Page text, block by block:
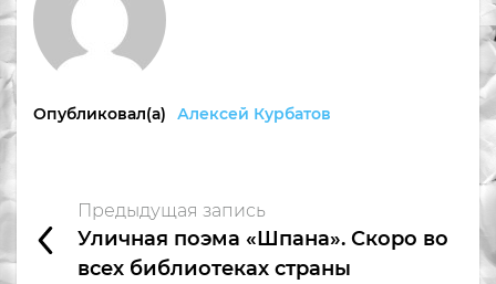
Опубликовал(а) Алексей Курбатов
Предыдущая запись
Уличная поэма «Шпана». Скоро во
всех библиотеках страны